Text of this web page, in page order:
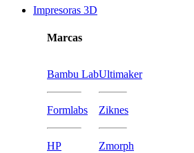
Impresoras 3D
Marcas
Bambu Lab
Formlabs
HP
Ultimaker
Ziknes
Zmorph